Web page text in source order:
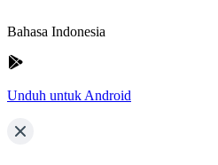
Bahasa Indonesia
Unduh untuk Android